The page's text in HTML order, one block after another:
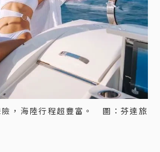
，海陸行程超豐富。 圖：芬達旅